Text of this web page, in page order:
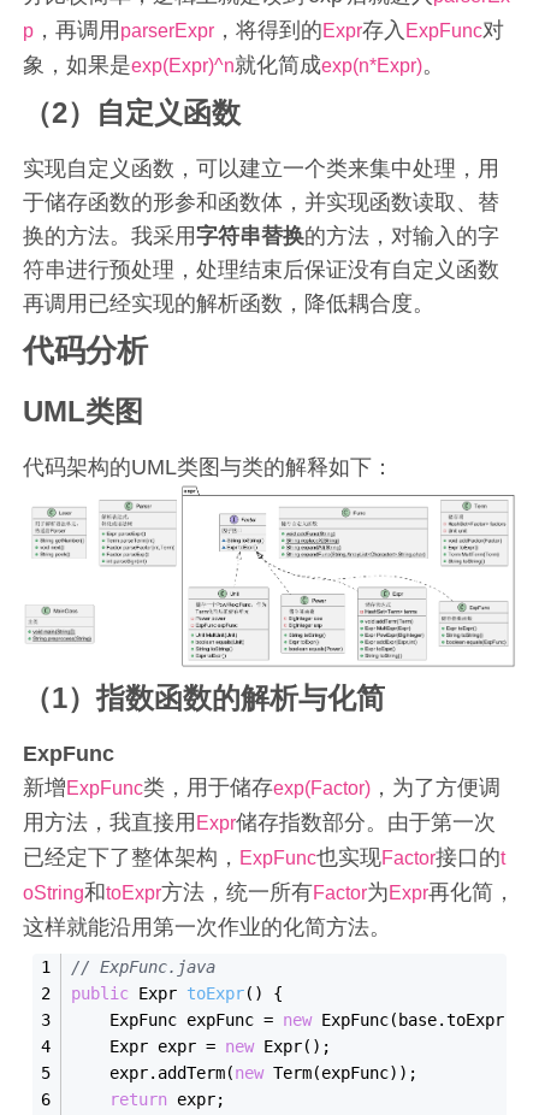
p ，再调用 parserExpr ，将得到的Expr存入 ExpFunc对
象，如果是exp(Expr)^n就化简成exp(n*Expr)。
（2）自定义函数
实现自定义函数，可以建立一个类来集中处理，用
于储存函数的形参和函数体，并实现函数读取、替
换的方法。我采用字符串替换的方法，对输入的字
符串进行预处理，处理结束后保证没有自定义函数
再调用已经实现的解析函数，降低耦合度。
代码分析
UML类图
代码架构的UML类图与类的解释如下：
（1）指数函数的解析与化简
ExpFunc
新增ExpFunc类，用于储存exp(Factor) ​​，为了方便调
用方法，我直接用 Expr储存指数部分。由于第一次
已经定下了整体架构， ExpFunc也实现Factor接口的t
oString和toExpr方法，统一所有Factor为Expr再化简，
这样就能沿用第一次作业的化简方法。
// ExpFunc.java
public Expr toExpr()
{
    ExpFunc expFunc =
new ExpFunc( base.toExpr
    Expr expr =
new Expr() ;
    expr.add
Term(new Term(expFunc) );
return expr;